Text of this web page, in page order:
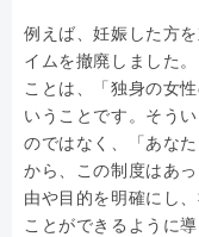
例えば、妊娠した方
イムを撤廃しました
ことは、「独身の女
いうことです。そう
のではなく、「あな
から、この制度はあ
由や目的を明確にし
ことができるように